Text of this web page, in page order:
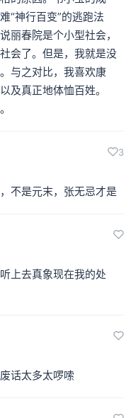
“神行百变”的逃跑法
丽春院是个小型社会，
会了。但是，我就是没
与之对比，我喜欢康
及真正地体恤百姓。
3
不是元末，张无忌才是
上去真象现在我的处
话太多太啰嗦